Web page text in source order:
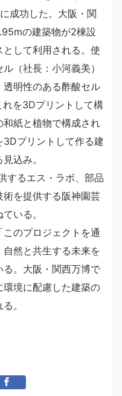
成功した。大阪・関
の建築物が2棟設
して利用される。使
（社長：小河義美）
明性のある酢酸セル
れを3Dプリントして構
紙と植物で構成され
3Dプリントして作る建
込み。
するエス・ラボ、部品
を提供する阪神園芸
いる。
のプロジェクトを通
然と共生する未来を
。大阪・関西万博で
境に配慮した建築の
。